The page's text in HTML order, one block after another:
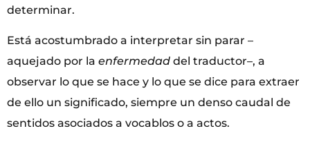
determinar.
Está acostumbrado a interpretar sin parar –
aquejado por la enfermedad del traductor–, a
observar lo que se hace y lo que se dice para extraer
de ello un significado, siempre un denso caudal de
sentidos asociados a vocablos o a actos.